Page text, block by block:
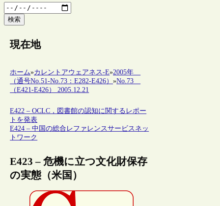
検索
現在地
ホーム»カレントアウェアネス-E»2005年
（通号No.51-No.73：E282-E426）»No.73
（E421-E426） 2005.12.21
E422 – OCLC，図書館の認知に関するレポー
トを発表
E424 – 中国の総合レファレンスサービスネッ
トワーク
E423 – 危機に立つ文化財保存
の実態（米国）